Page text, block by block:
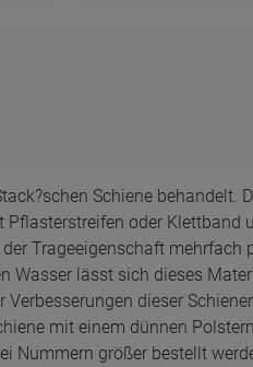
Schiene behandelt.
oder Klettband
Trageeigenschaft mehrfach
Wasser lässt sich dieses
dieser
mit einem dünnen
Nummern größer bestellt